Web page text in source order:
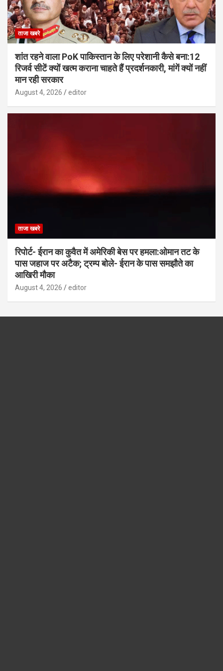
ताजा खबरे
शांत रहने वाला PoK पाकिस्तान के लिए परेशानी कैसे बना:12
रिजर्व सीटें क्यों खत्म कराना चाहते हैं प्रदर्शनकारी, मांगें क्यों नहीं
मान रही सरकार
August 4, 2026 editor
ताजा खबरे
रिपोर्ट- ईरान का कुवैत में अमेरिकी बेस पर हमला:ओमान तट के
पास जहाज पर अटैक; ट्रम्प बोले- ईरान के पास समझौते का
आखिरी मौका
August 4, 2026 editor